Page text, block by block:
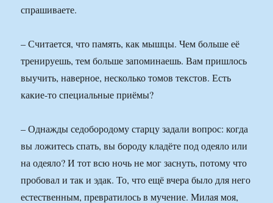
спрашиваете.
– Считается, что память, как мышцы. Чем больше её
тренируешь, тем больше запоминаешь. Вам пришлось
выучить, наверное, несколько томов текстов. Есть
какие-то специальные приёмы?
– Однажды седобородому старцу задали вопрос: когда
вы ложитесь спать, вы бороду кладёте под одеяло или
на одеяло? И тот всю ночь не мог заснуть, потому что
пробовал и так и эдак. То, что ещё вчера было для него
естественным, превратилось в мучение. Милая моя,